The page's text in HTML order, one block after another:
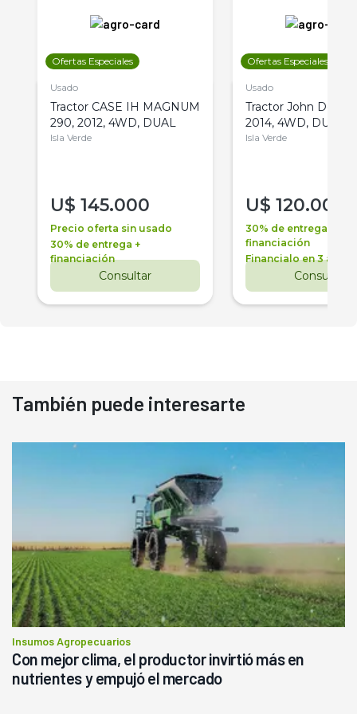
Ofertas Especiales
Usado
Tractor CASE IH MAGNUM
290, 2012, 4WD, DUAL
Isla Verde
U$ 145.000
Precio oferta sin usado
30% de entrega +
financiación
Consultar
Ofertas Especiales
Usado
Tractor John Deere
2014, 4WD, DUAL
Isla Verde
U$ 120.000
30% de entrega +
financiación
Financialo en 3 años
Consultar
También puede interesarte
Insumos Agropecuarios
Con mejor clima, el productor invirtió más en
nutrientes y empujó el mercado